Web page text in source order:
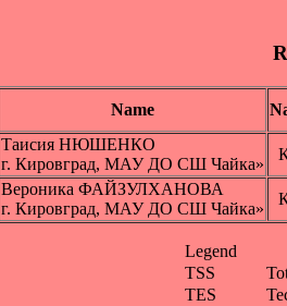
Name
Таисия НЮШЕНКО
г. Кировград, МАУ ДО СШ Чайка»
Вероника ФАЙЗУЛХАНОВА
г. Кировград, МАУ ДО СШ Чайка»
Legend
TSS
TES